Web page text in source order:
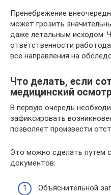
Пренебрежение
может грозить
даже летальным исходом.
ответственности
все направления на
Что делать, если
медицинский
В первую очередь
зафиксировать
позволяет произвести
Это можно сделать путем
документов:
Объяснительной